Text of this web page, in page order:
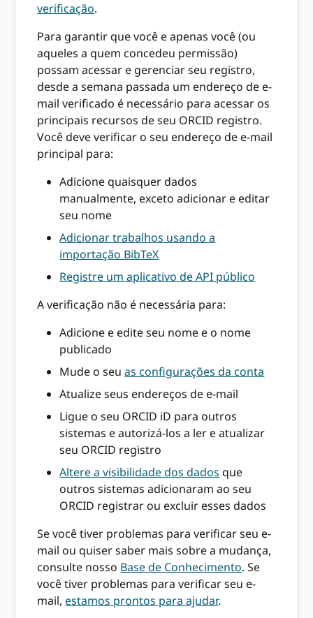
verificação.
Para garantir que você e apenas você (ou
aqueles a quem concedeu permissão)
possam acessar e gerenciar seu registro,
desde a semana passada um endereço de e-
mail verificado é necessário para acessar os
principais recursos de seu ORCID registro.
Você deve verificar o seu endereço de e-mail
principal para:
Adicione quaisquer dados
manualmente, exceto adicionar e editar
seu nome
Adicionar trabalhos usando a
importação BibTeX
Registre um aplicativo de API público
A verificação não é necessária para:
Adicione e edite seu nome e o nome
publicado
Mude o seuas configurações da conta
Atualize seus endereços de e-mail
Ligue o seu ORCID iD para outros
sistemas e autorizá-los a ler e atualizar
seu ORCID registro
Altere a visibilidade dos dados que
outros sistemas adicionaram ao seu
ORCID registrar ou excluir esses dados
Se você tiver problemas para verificar seu e-
mail ou quiser saber mais sobre a mudança,
consulte nosso Base de Conhecimento. Se
você tiver problemas para verificar seu e-
mail,estamos prontos para ajudar.